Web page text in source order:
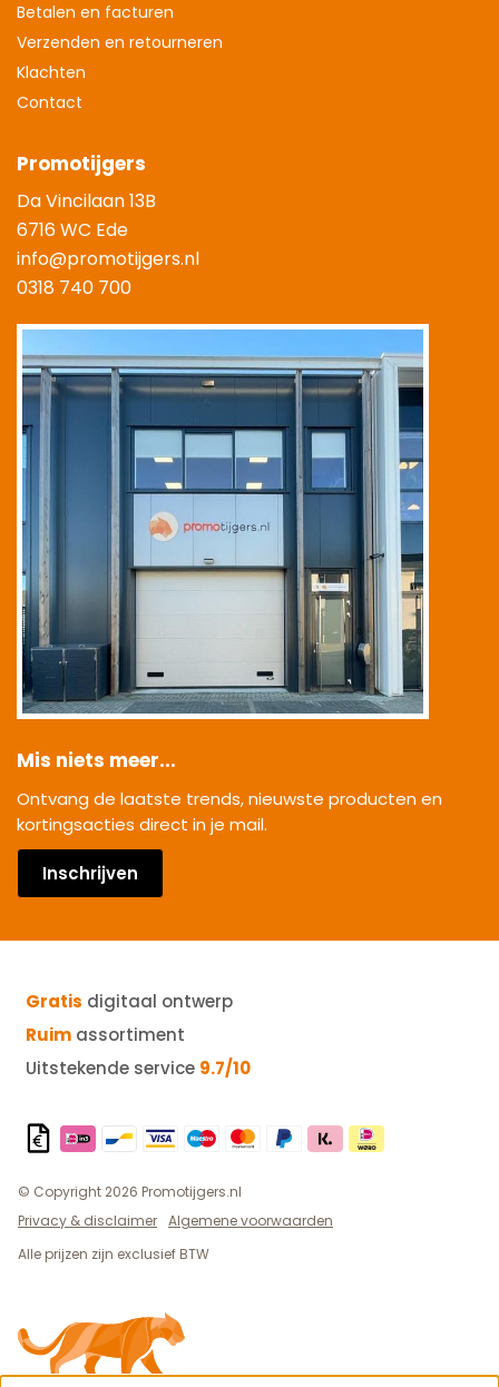
Betalen en facturen
Verzenden en retourneren
Klachten
Contact
Promotijgers
Da Vincilaan 13B
6716 WC Ede
info@promotijgers.nl
0318 740 700
Mis niets meer...
Ontvang de laatste trends, nieuwste producten en
kortingsacties direct in je mail.
Inschrijven
Gratis digitaal ontwerp
Ruim assortiment
Uitstekende service 9.7/10
© Copyright 2026 Promotijgers.nl
Privacy & disclaimer Algemene voorwaarden
Alle prijzen zijn exclusief BTW